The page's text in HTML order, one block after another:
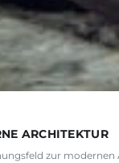
ARCHITEKTUR
zur